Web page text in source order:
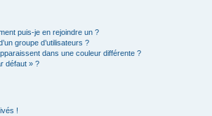
puis-je en rejoindre un ?
groupe d’utilisateurs ?
dans une couleur différente ?
défaut » ?
!